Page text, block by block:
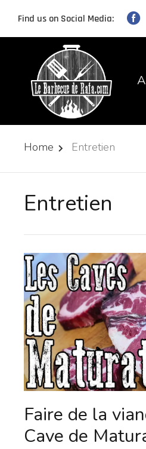
Find us on Social Media:
Home Entretien
Entretien
Faire de la
Cave de